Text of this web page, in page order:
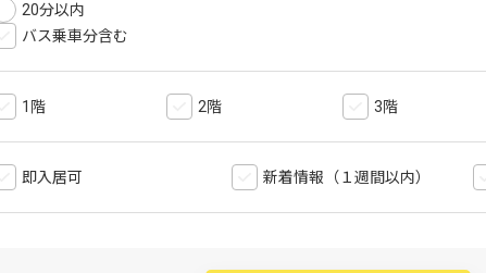
20分以内
バス乗車分含む
1階 2階 3階
即入居可 新着情報（１週間以内）